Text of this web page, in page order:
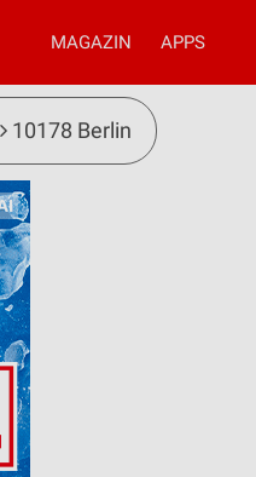
MAGAZIN APPS
10178 Berlin